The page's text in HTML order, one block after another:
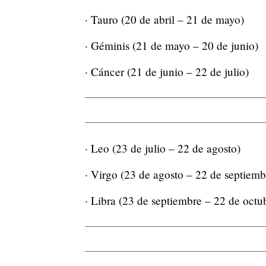
· Tauro (20 de abril – 21 de mayo)
· Géminis (21 de mayo – 20 de junio)
· Cáncer (21 de junio – 22 de julio)
· Leo (23 de julio – 22 de agosto)
· Virgo (23 de agosto – 22 de
· Libra (23 de septiembre – 22 de